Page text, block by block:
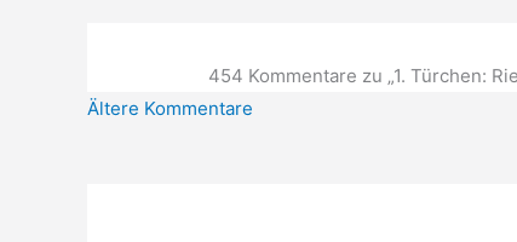
454 Kommentare zu „1. Türchen:
Neuere
Ältere Kommentare